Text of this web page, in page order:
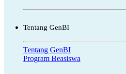
Tentang GenBI
Tentang GenBI
Program Beasiswa